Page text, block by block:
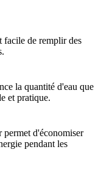
facile de remplir des
la quantité d'eau que
et pratique.
d'économiser
pendant les